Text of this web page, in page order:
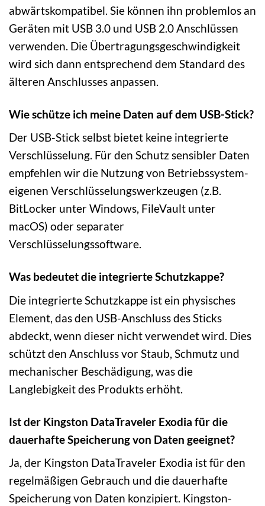
abwärtskompatibel. Sie können ihn problemlos an
Geräten mit USB 3.0 und USB 2.0 Anschlüssen
verwenden. Die Übertragungsgeschwindigkeit
wird sich dann entsprechend dem Standard des
älteren Anschlusses anpassen.
Wie schütze ich meine Daten auf dem USB-Stick?
Der USB-Stick selbst bietet keine integrierte
Verschlüsselung. Für den Schutz sensibler Daten
empfehlen wir die Nutzung von Betriebssystem-
eigenen Verschlüsselungswerkzeugen (z.B.
BitLocker unter Windows, FileVault unter
macOS) oder separater
Verschlüsselungssoftware.
Was bedeutet die integrierte Schutzkappe?
Die integrierte Schutzkappe ist ein physisches
Element, das den USB-Anschluss des Sticks
abdeckt, wenn dieser nicht verwendet wird. Dies
schützt den Anschluss vor Staub, Schmutz und
mechanischer Beschädigung, was die
Langlebigkeit des Produkts erhöht.
Ist der Kingston DataTraveler Exodia für die
dauerhafte Speicherung von Daten geeignet?
Ja, der Kingston DataTraveler Exodia ist für den
regelmäßigen Gebrauch und die dauerhafte
Speicherung von Daten konzipiert. Kingston-